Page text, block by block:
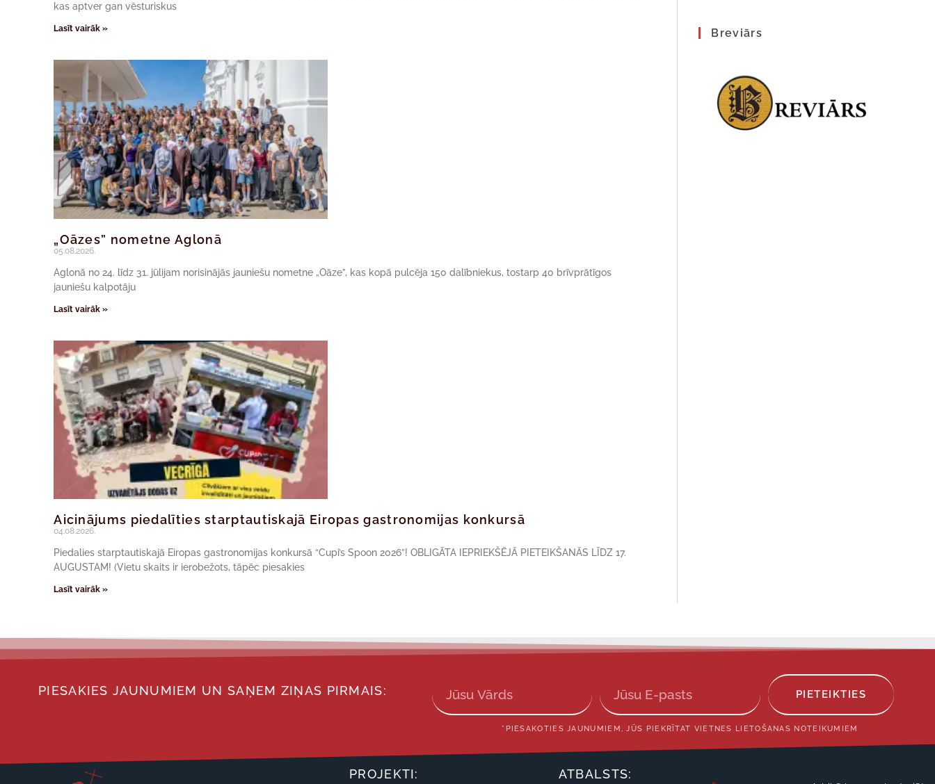
kas aptver gan vēsturiskus
Lasīt vairāk »
„Oāzes” nometne Aglonā
05.08.2026.
Aglonā no 24. līdz 31. jūlijam norisinājās jauniešu nometne „Oāze”, kas kopā pulcēja 150 dalībniekus, tostarp 40 brīvprātīgos
jauniešu kalpotāju
Lasīt vairāk »
Aicinājums piedalīties starptautiskajā Eiropas gastronomijas konkursā
04.08.2026.
Piedalies starptautiskajā Eiropas gastronomijas konkursā “Cupi’s Spoon 2026”! OBLIGĀTA IEPRIEKŠĒJĀ PIETEIKŠANĀS LĪDZ 17.
AUGUSTAM! (Vietu skaits ir ierobežots, tāpēc piesakies
Lasīt vairāk »
Breviārs
PIESAKIES JAUNUMIEM UN SAŅEM ZIŅAS PIRMAIS: PIETEIKTIES
*PIESAKOTIES JAUNUMIEM, JŪS PIEKRĪTAT VIETNES LIETOŠANAS NOTEIKUMIEM
PROJEKTI: ATBALSTS: